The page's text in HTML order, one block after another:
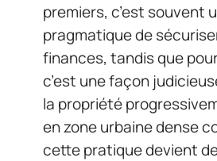
premiers, c’est souvent
pragmatique de
finances, tandis que
c’est une façon
la propriété
en zone urbaine dense
cette pratique devient